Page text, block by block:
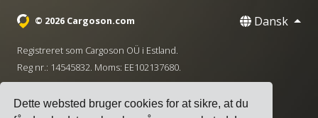
Dette websted bruger cookies for at sikre, at du
© 2026 Cargoson.com Dansk
Registreret som Cargoson OÜ i Estland.
Reg nr.: 14545832. Moms: EE102137680.
+372 5555 0028 · hello@cargoson.com